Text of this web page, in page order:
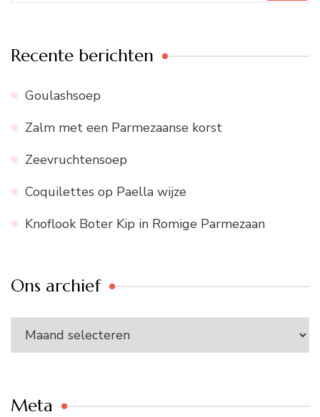
Recente berichten
Goulashsoep
Zalm met een Parmezaanse korst
Zeevruchtensoep
Coquilettes op Paella wijze
Knoflook Boter Kip in Romige Parmezaan
Ons archief
Ons
archief
Meta